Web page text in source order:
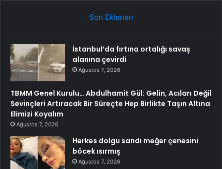
Son Eklenen
İstanbul’da fırtına ortalığı savaş
alanına çevirdi
Ağustos 7, 2026
TBMM Genel Kurulu… Abdulhamit Gül: Gelin, Acıları Değil
Sevinçleri Artıracak Bir Süreçte Hep Birlikte Taşın Altına
Elimizi Koyalım
Ağustos 7, 2026
Herkes dolgu sandı meğer çenesini
böcek ısırmış
Ağustos 7, 2026